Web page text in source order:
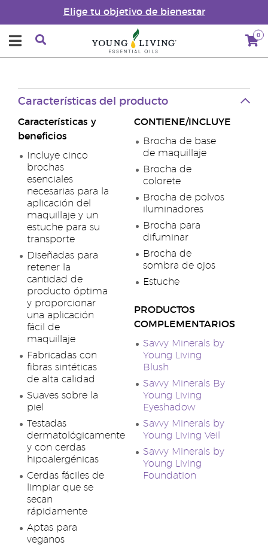
Elige tu objetivo de bienestar
0
Características del producto
Características y
beneficios
Incluye cinco
brochas
esenciales
necesarias para la
aplicación del
maquillaje y un
estuche para su
transporte
Diseñadas para
retener la
cantidad de
producto óptima
y proporcionar
una aplicación
fácil de
maquillaje
Fabricadas con
fibras sintéticas
de alta calidad
Suaves sobre la
piel
Testadas
dermatológicamente
y con cerdas
hipoalergénicas
Cerdas fáciles de
limpiar que se
secan
rápidamente
Aptas para
veganos
CONTIENE/INCLUYE
Brocha de base
de maquillaje
Brocha de
colorete
Brocha de polvos
iluminadores
Brocha para
difuminar
Brocha de
sombra de ojos
Estuche
PRODUCTOS
COMPLEMENTARIOS
Savvy Minerals by
Young Living
Blush
Savvy Minerals By
Young Living
Eyeshadow
Savvy Minerals by
Young Living Veil
Savvy Minerals by
Young Living
Foundation